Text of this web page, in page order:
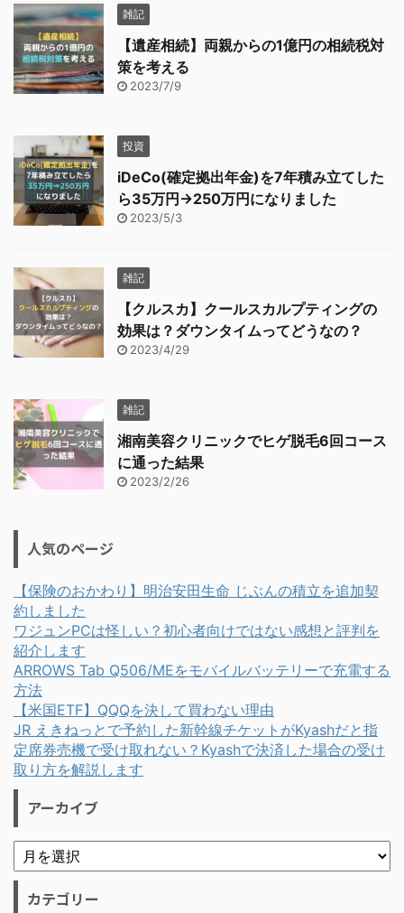
雑記
【遺産相続】両親からの1億円の相続税対
策を考える
2023/7/9
投資
iDeCo(確定拠出年金)を7年積み立てした
ら35万円→250万円になりました
2023/5/3
雑記
【クルスカ】クールスカルプティングの
効果は？ダウンタイムってどうなの？
2023/4/29
雑記
湘南美容クリニックでヒゲ脱毛6回コース
に通った結果
2023/2/26
人気のページ
【保険のおかわり】明治安田生命 じぶんの積立を追加契
約しました
ワジュンPCは怪しい？初心者向けではない感想と評判を
紹介します
ARROWS Tab Q506/MEをモバイルバッテリーで充電する
方法
【米国ETF】QQQを決して買わない理由
JR えきねっとで予約した新幹線チケットがKyashだと指
定席券売機で受け取れない？Kyashで決済した場合の受け
取り方を解説します
アーカイブ
カテゴリー